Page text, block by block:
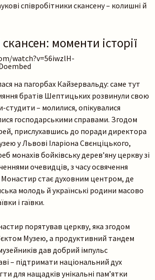
співробітники скансену – колишні й
моменти історії
watch?v=56iwzlH-
на пагорбах Кайзервальду: саме тут
братів Шептицьких розвинули свою
студити – молилися, опікувалися
господарськими справами. Згодом
прислухавшись до поради директора
у Львові Іларіона Свєнціцького,
монахів бойківську дерев’яну церкву зі
очевидців, з часу освячення
Монастир стає духовним центром, де
молодь й українські родини масово
і гаївки.
порятував церкву, яка згодом
Музею, а продуктивний тандем
дав добрий імпульс
– підтримати національний дух
для нащадків унікальні пам’ятки